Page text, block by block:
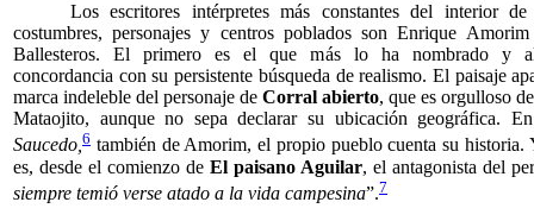
Los escritores intérpretes más constantes del interior de
costumbres, personajes y centros poblados son Enrique
Ballesteros. El primero es el que más lo ha nombrado y
concordancia con su persistente búsqueda de realismo. El paisaje
marca indeleble del personaje de Corral abierto, que es orgulloso
Mataojito, aunque no sepa declarar su ubicación geográfica.
Saucedo,6 también de Amorim, el propio pueblo cuenta su historia.
es, desde el comienzo de El paisano Aguilar, el antagonista del
siempre temió verse atado a la vida campesina”.7